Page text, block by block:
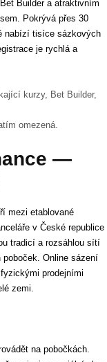
Builder a atraktivním
Pokrývá přes 30
nabízí tisíce sázkových
je rychlá a
kurzy, Bet Builder,
omezená.
—
mezi etablované
v České republice
tradicí a rozsáhlou sítí
poboček. Online sázení
prodejními
zemi.
na pobočkách.